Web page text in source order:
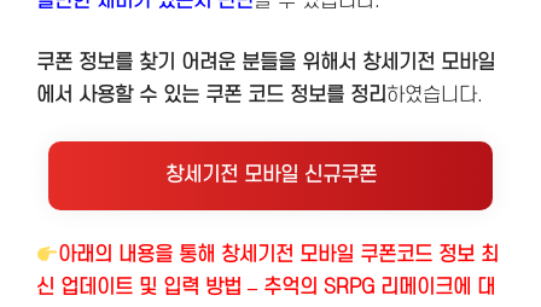
쿠폰 정보를 찾기 어려운 분들을 위해서 창세기전 모바일
에서 사용할 수 있는 쿠폰 코드 정보를 정리하였습니다.
창세기전 모바일 신규쿠폰
아래의 내용을 통해 창세기전 모바일 쿠폰코드 정보 최
신 업데이트 및 입력 방법 – 추억의 SRPG 리메이크에 대